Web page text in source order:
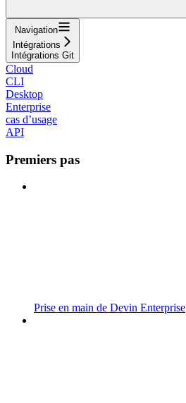
Navigation
Intégrations
Intégrations Git
Cloud
CLI
Desktop
Enterprise
cas d’usage
API
Premiers pas
Prise en main de Devin Enterprise